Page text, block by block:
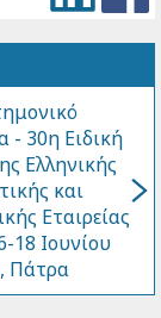
- 30η Ειδική
Ελληνικής
και
Εταιρείας
18 Ιουνίου
Πάτρα